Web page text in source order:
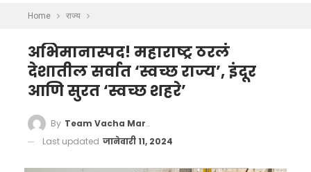
Home राज्य
अभिमानास्पद! महाराष्ट्र ठरलं
देशातील सर्वात ‘स्वच्छ राज्य’, इंदूर
आणि सुरत ‘स्वच्छ शहरे’
By Team Vacha Marathi
Last updated जानेवारी 11, 2024